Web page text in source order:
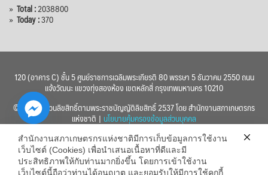
» Total :2038800
» Today :370
120 (อาคาร C) ชั้น 5 ศูนย์ราชการเฉลิมพระเกียรติ 80 พรรษา 5 ธันวาคม 2550 ถนน
แจ้งวัฒนะ แขวงทุ่งสองห้อง เขตหลักสี่ กรุงเทพมหานคร 10210
© 2560 สงวนลิขสิทธิ์ตามพระราชบัญญัติลิขสิทธิ์ 2537 โดย สำนักงานสภาเกษตรกร
แห่งชาติ | นโยบายคุ้มครองข้อมูลส่วนบุคคล
สำนักงานสภาเกษตรกรแห่งชาติมีการเก็บข้อมูลการใช้งาน
เว็บไซต์ (Cookies) เพื่อนำเสนอเนื้อหาที่ดีและมี
ประสิทธิภาพให้กับท่านมากยิ่งขึ้น โดยการเข้าใช้งาน
เว็บไซต์นี้ถือว่าท่านได้อนุญาต และยอมรับให้มีการใช้คุกกี้